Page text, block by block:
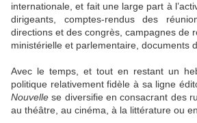
internationale, et fait une large part à
dirigeants, comptes-rendus des
directions et des congrès, campagnes de
ministérielle et parlementaire, documents
Avec le temps, et tout en restant un
politique relativement fidèle à sa ligne
Nouvelle se diversifie en consacrant des
au théâtre, au cinéma, à la littérature ou